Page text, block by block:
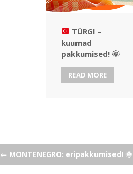
TÜRGI –
kuumad
pakkumised! 🌞
READ MORE
Post
← MONTENEGRO: eripakkumised! 🌞